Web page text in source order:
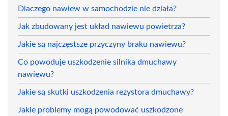
Dlaczego nawiew w samochodzie nie działa?
Jak zbudowany jest układ nawiewu powietrza?
Jakie są najczęstsze przyczyny braku nawiewu?
Co powoduje uszkodzenie silnika dmuchawy
nawiewu?
Jakie są skutki uszkodzenia rezystora dmuchawy?
Jakie problemy mogą powodować uszkodzone